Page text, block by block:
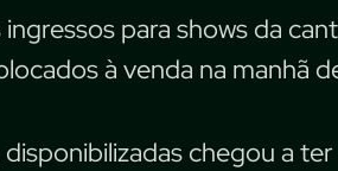
para shows da
à venda na manhã
chegou a